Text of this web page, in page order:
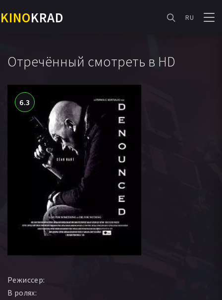
KINOKRAD RU
Отречённый смотреть в HD
6.3
Режиссер:
В ролях: